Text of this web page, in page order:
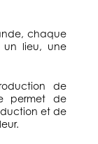
chaque
un lieu, une
de
permet de
et de